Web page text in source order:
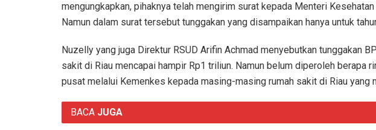
mengungkapkan, pihaknya telah mengirim surat kepada Menteri
Namun dalam surat tersebut tunggakan yang disampaikan hanya untuk
Nuzelly yang juga Direktur RSUD Arifin Achmad menyebutkan tunggakan
sakit di Riau mencapai hampir Rp1 triliun. Namun belum diperoleh berapa
pusat melalui Kemenkes kepada masing-masing rumah sakit di Riau yang
BACA JUGA